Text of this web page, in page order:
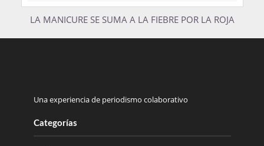
LA MANICURE SE SUMA A LA FIEBRE POR LA ROJA
Una experiencia de periodismo colaborativo
Categorías